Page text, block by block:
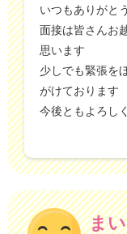
いつもありがと
面接は皆さんお
思います
少しでも緊張を
がけております
今後ともよろし
ま